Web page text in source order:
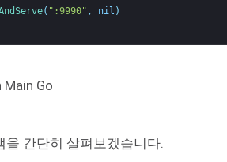
( ":9990" , nil )
을 간단히 살펴보겠습니다.